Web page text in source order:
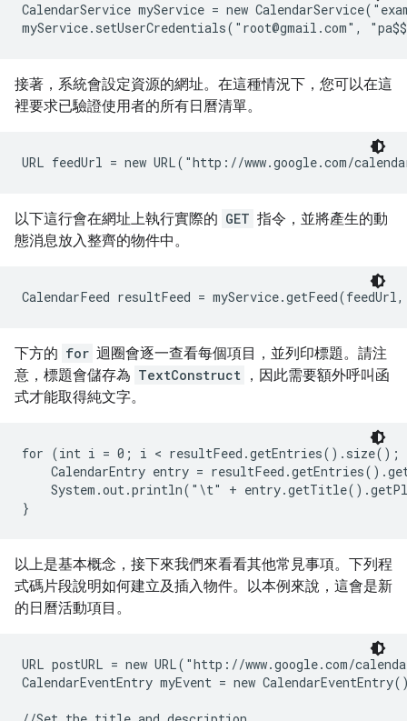
CalendarService myService = new
myService.setUserCredentials("root@gmail.com",
接著，系統會設定資源的網址。在這種情況下，您可以在這
裡要求已驗證使用者的所有日曆清單。
URL feedUrl = new URL("http://www.google.com/
以下這行會在網址上執行實際的 GET 指令，並將產生的動
態消息放入整齊的物件中。
CalendarFeed resultFeed =
下方的 for 迴圈會逐一查看每個項目，並列印標題。請注
意，標題會儲存為 TextConstruct ，因此需要額外呼叫函
式才能取得純文字。
for (int i = 0; i <
CalendarEntry entry =
System.out.println("\t" +
}
以上是基本概念，接下來我們來看看其他常見事項。下列程
式碼片段說明如何建立及插入物件。以本例來說，這會是新
的日曆活動項目。
URL postURL = new URL("http://www.google.com/
CalendarEventEntry myEvent = new